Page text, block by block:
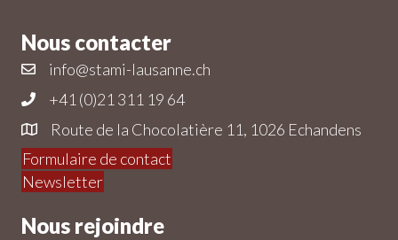
Nous contacter
info@stami-lausanne.ch
+41 (0)21 311 19 64
Route de la Chocolatière 11, 1026 Echandens
Formulaire de contact
Newsletter
Nous rejoindre